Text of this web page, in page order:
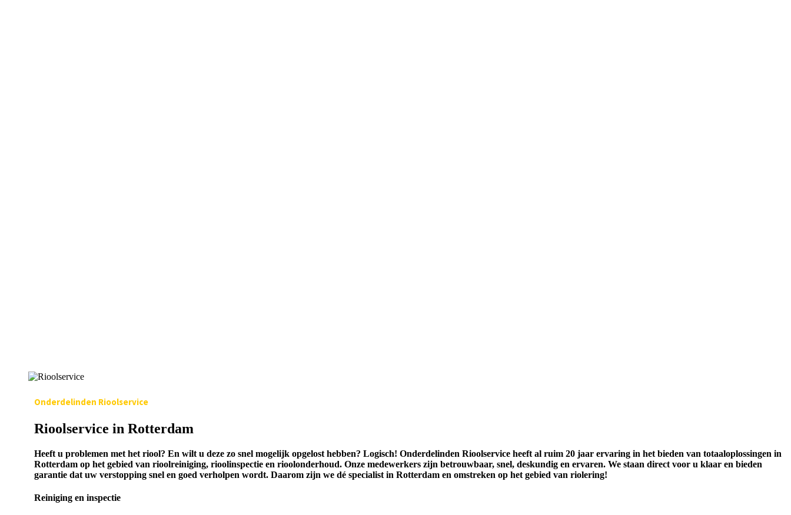
Onderdelinden Rioolservice
Rioolservice in Rotterdam
Heeft u problemen met het riool? En wilt u deze zo snel mogelijk opgelost hebben? Logisch! Onderdelinden Rioolservice heeft al ruim 20 jaar ervaring in het bieden van totaaloplossingen in
Rotterdam op het gebied van rioolreiniging, rioolinspectie en rioolonderhoud. Onze medewerkers zijn betrouwbaar, snel, deskundig en ervaren. We staan direct voor u klaar en bieden
garantie dat uw verstopping snel en goed verholpen wordt. Daarom zijn we dé specialist in Rotterdam en omstreken op het gebied van riolering!
Reiniging en inspectie